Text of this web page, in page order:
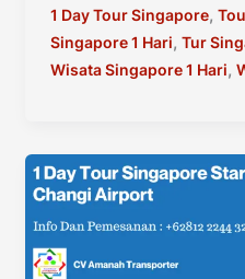
1
Hari
Termasuk
Malam
Di
Batam
1 Day Tour Singapore,
Singapore 1 Hari, Tur
Wisata Singapore 1 Hari,